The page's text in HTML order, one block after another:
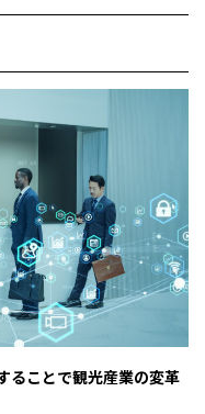
ることで観光産業の変革